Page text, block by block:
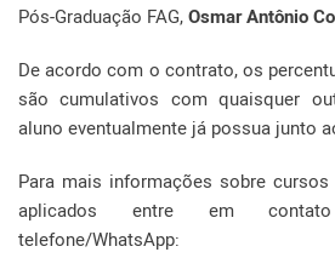
Pós-Graduação FAG, Osmar Antônio
De acordo com o contrato, os
são cumulativos com quaisquer
aluno eventualmente já possua junto
Para mais informações sobre
aplicados entre em
telefone/WhatsApp: